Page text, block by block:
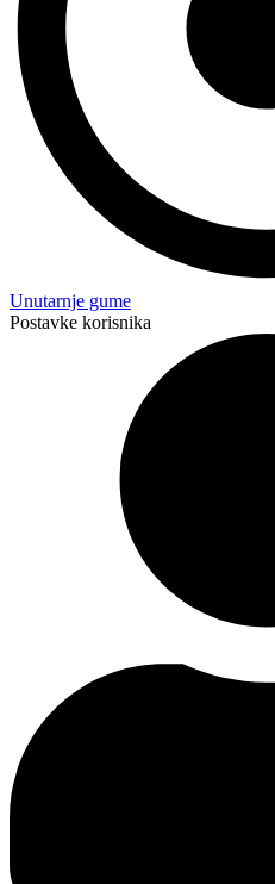
Unutarnje gume
Postavke korisnika